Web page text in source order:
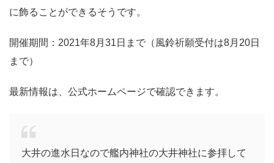
に飾ることができるそうです。
開催期間：2021年8月31日まで（風鈴祈願受付は8月20日
まで）
最新情報は、公式ホームページで確認できます。
大井の進水日なので艦内神社の大井神社に参拝して